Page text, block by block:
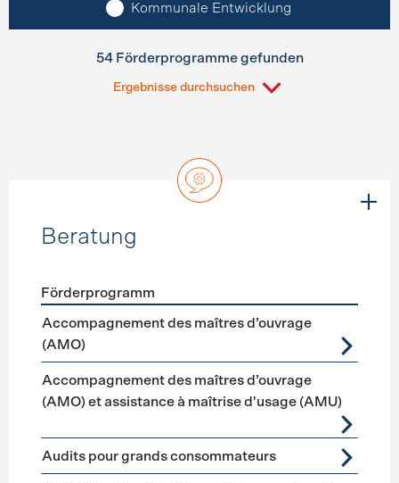
Kommunale Entwicklung
54 Förderprogramme gefunden
Ergebnisse durchsuchen
Beratung
Förderprogramme Beratung
Förderprogramm
Accompagnement des maîtres d’ouvrage
(AMO)
Accompagnement des maîtres d’ouvrage
(AMO) et assistance à maîtrise d'usage (AMU)
Audits pour grands consommateurs